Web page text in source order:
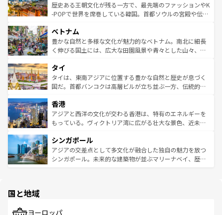
はコンテンツ一覧を参照してほしい。
ビング、ハイキングなど、アウトドア好きにはたまらな
い。オーストラリアの多彩な魅力を存分に味わいつくそ
参照してほしい。
と山間の静けさが共存しており、訪れる人に新しい発見と
驚きをもたらしてくれる。また、奥深い台湾の食文化も魅
容にもいいと評判のスイーツなど、バラエティ豊かな料理
が味わえる。 なお、新着の台湾情報は コンテンツ一覧を参
照してほしい。
歴史ある王朝文化が残る一方で、最先端のファッションやK
-POPで世界を席巻している韓国。首都ソウルの宮殿や伝統
き、地方に足を延ばせば四季折々の自然美を楽しむことが
できる。そして、キムチや焼肉、絶品のストリートフード
まで、さまざまな韓国料理が待っている。夜には、韓国な
リティに包まれながら、韓国の多彩な魅力を心ゆくまで味
わってみてほしい。 なお、新着の韓国情報はコンテンツ一
覧を参照してほしい。
ベトナム
豊かな自然と多様な文化が魅力的なベトナム。南北に細長
く伸びる国土には、広大な田園風景や青々とした山々、世
急速な発展と共に伝統が息づく。ハノイの古い町並みやホ
ーチミン市のフランス統治時代の建物も、独特の雰囲気を
醸し出している。また、バラエティの豊かさとおいしさで
とつ。フォーやバインミー、ベトナムコーヒーなどは、ぜ
ひ現地で味わいたい。どの地域を訪れてもあたたかい人々
が旅行者を迎えてくれるので、きっと忘れられない旅にな
参照してほしい。
タイ
タイは、東南アジアに位置する豊かな自然と歴史が息づく
国だ。首都バンコクは高層ビルが立ち並ぶ一方、伝統的な
の活気が交差している。北部ではチェンマイなどの山岳地
帯で自然と触れ合い、南部ではプーケットやクラビの美し
いビーチでリゾート気分を楽しむことができる。タイ料理
激する。気候は一年中温暖で、どの季節にも異なる楽しみ
が待っている。親しみやすいタイの人々、仏教を中心とし
た文化、そして多様な観光資源が、訪れる旅人を魅了し続
香港
アジアと西洋の文化が交わる香港は、特有のエネルギーを
もっている。ヴィクトリア湾に広がる壮大な景色、近未来
み、どこを訪れても感動するはず。観光スポットが密集し
ており、効率よく見どころを回れるのも魅力。息をのむよ
うな絶景から文化的な体験まで、香港を存分に楽しみ尽く
シンガポール
アジアの交差点として多文化が融合した独自の魅力を放つ
シンガポール。未来的な建築物が並ぶマリーナベイ、歴史
で、ホーカーズは地元の風情を楽しめる外せないスポット
国と地域
ヨーロッパ